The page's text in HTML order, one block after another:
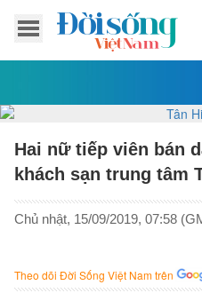
Hai nữ tiếp viên bán
khách sạn trung tâm
Chủ nhật, 15/09/2019, 07:58
Theo dõi Đời Sống Việt Nam trên